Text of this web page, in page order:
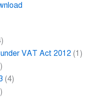
VAT Act 2012 (1)
(4)